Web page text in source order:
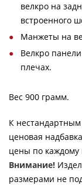
велкро на
встроенного
Манжеты на
Велкро
плечах.
Вес 900 грамм.
К
ценовая
цены по каждому
Внимание!
размерами не